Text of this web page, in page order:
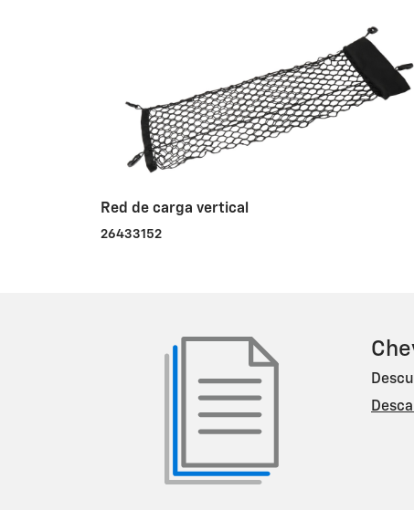
Red de carga vertical
26433152